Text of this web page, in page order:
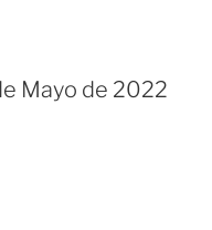
Mayo de 2022